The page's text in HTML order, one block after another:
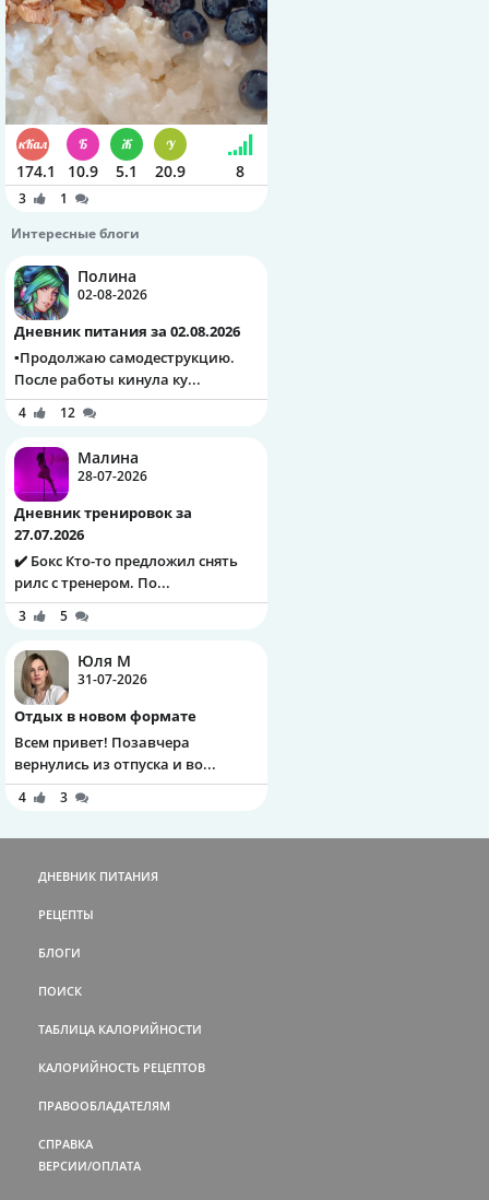
174.1 10.9 5.1 20.9 8
3
1
Интересные блоги
Полина
02-08-2026
Дневник питания за 02.08.2026
▪️Продолжаю самодеструкцию.
После работы кинула ку...
4 12
Малина
28-07-2026
Дневник тренировок за
27.07.2026
✔️ Бокс Кто-то предложил снять
рилс с тренером. По...
3 5
Юля М
31-07-2026
Отдых в новом формате
Всем привет! Позавчера
вернулись из отпуска и во...
4 3
ДНЕВНИК ПИТАНИЯ
РЕЦЕПТЫ
БЛОГИ
ПОИСК
ТАБЛИЦА КАЛОРИЙНОСТИ
КАЛОРИЙНОСТЬ РЕЦЕПТОВ
ПРАВООБЛАДАТЕЛЯМ
СПРАВКА
ВЕРСИИ/ОПЛАТА